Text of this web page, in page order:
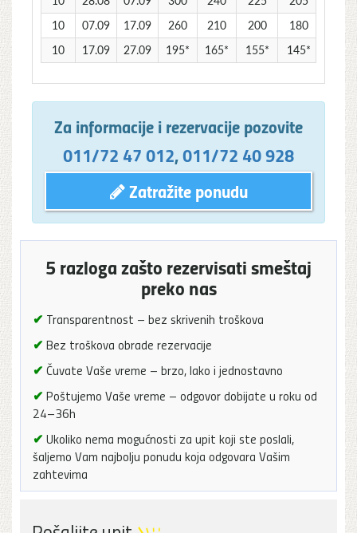
10
07.09 17.09 260 210 200
180
10
17.09 27.09 195* 165* 155* 145*
Za informacije i rezervacije pozovite
011/72 47 012,011/72 40 928
Zatražite ponudu
5 razloga zašto rezervisati smeštaj
preko nas
✔ Transparentnost – bez skrivenih troškova
✔ Bez troškova obrade rezervacije
✔ Čuvate Vaše vreme – brzo, lako i jednostavno
✔ Poštujemo Vaše vreme – odgovor dobijate u roku od
24–36h
✔ Ukoliko nema mogućnosti za upit koji ste poslali,
šaljemo Vam najbolju ponudu koja odgovara Vašim
zahtevima